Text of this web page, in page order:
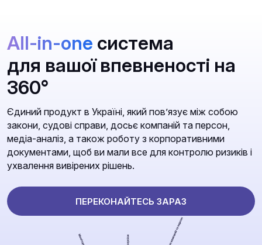
All-in-one система
для вашої впевненості на
360°
Єдиний продукт в Україні, який повʼязує між собою
закони, судові справи, досьє компаній та персон,
медіа-аналіз, а також роботу з корпоративними
документами, щоб ви мали все для контролю ризиків і
ухвалення вивірених рішень.
ПЕРЕКОНАЙТЕСЬ ЗАРАЗ